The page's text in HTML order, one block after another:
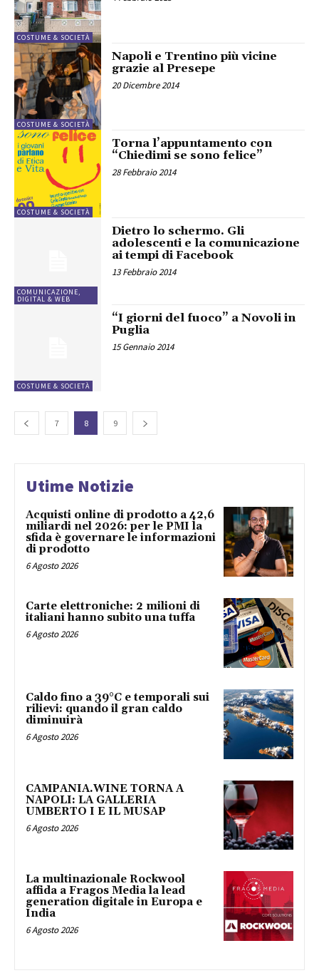
COSTUME & SOCIETÀ
COSTUME & SOCIETÀ
Napoli e Trentino più vicine
grazie al Presepe
20 Dicembre 2014
COSTUME & SOCIETÀ
Torna l’appuntamento con
“Chiedimi se sono felice”
28 Febbraio 2014
COMUNICAZIONE,
DIGITAL & WEB
Dietro lo schermo. Gli
adolescenti e la comunicazione
ai tempi di Facebook
13 Febbraio 2014
COSTUME & SOCIETÀ
“I giorni del fuoco” a Novoli in
Puglia
15 Gennaio 2014
7 8 9
Utime Notizie
Acquisti online di prodotto a 42,6
miliardi nel 2026: per le PMI la
sfida è governare le informazioni
di prodotto
6 Agosto 2026
Carte elettroniche: 2 milioni di
italiani hanno subito una tuffa
6 Agosto 2026
Caldo fino a 39°C e temporali sui
rilievi: quando il gran caldo
diminuirà
6 Agosto 2026
CAMPANIA.WINE TORNA A
NAPOLI: LA GALLERIA
UMBERTO I E IL MUSAP
6 Agosto 2026
La multinazionale Rockwool
affida a Fragos Media la lead
generation digitale in Europa e
India
6 Agosto 2026